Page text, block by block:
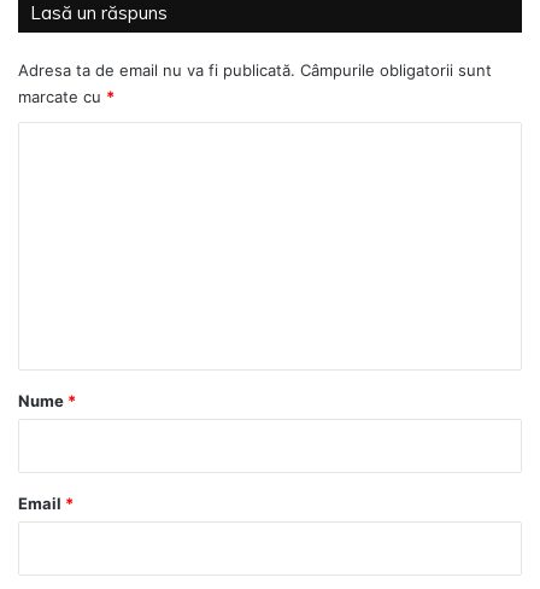
Lasă un răspuns
Adresa ta de email nu va fi publicată. Câmpurile obligatorii sunt
marcate cu *
r
*
Nume *
Email *